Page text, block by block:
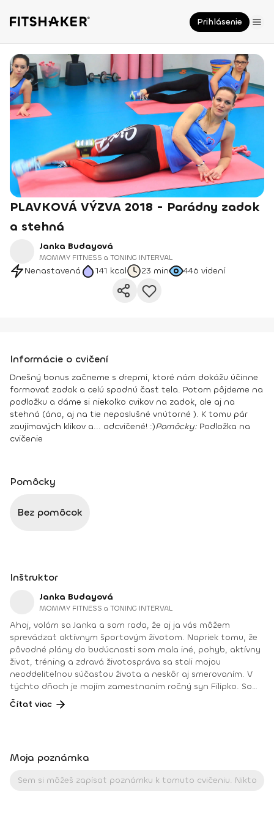
Prihlásenie
PLAVKOVÁ VÝZVA 2018 - Parádny zadok
a stehná
Janka Budayová
MOMMY FITNESS a TONING INTERVAL
Nenastavená 141 kcal 23 min 446 videní
Informácie o cvičení
Dnešný bonus začneme s drepmi, ktoré nám dokážu účinne
formovať zadok a celú spodnú časť tela. Potom pôjdeme na
podložku a dáme si niekoľko cvikov na zadok, ale aj na
stehná (áno, aj na tie neposlušné vnútorné ). K tomu pár
zaujímavých klikov a... odcvičené! :)Pomôcky: Podložka na
cvičenie
Pomôcky
Bez pomôcok
Inštruktor
Janka Budayová
MOMMY FITNESS a TONING INTERVAL
Ahoj, volám sa Janka a som rada, že aj ja vás môžem
sprevádzať aktívnym športovým životom. Napriek tomu, že
pôvodné plány do budúcnosti som mala iné, pohyb, aktívny
život, tréning a zdravá životospráva sa stali mojou
neoddeliteľnou súčasťou života a neskôr aj smerovaním. V
týchto dňoch je mojím zamestnaním ročný syn Filipko. Som
mamičkou na materskej dovolenke, ktorú si mimoriadne
užívam. Vďaka úžasnej podpore rodiny a okolia sa aj v tomto
asociácia naturálnej kulturistiky). Svoje medicínske,
teším sa každej novej výzve. Dosiahnuté vzdelanie: Tréner vo
Čítať viac
Moja poznámka